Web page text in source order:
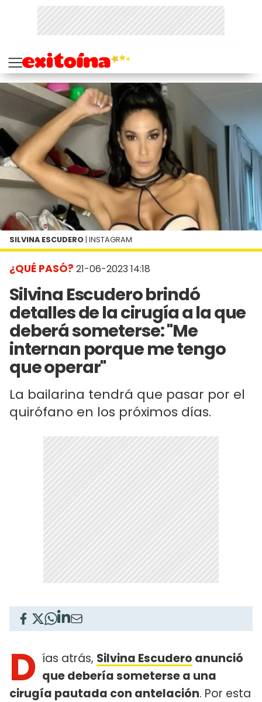
¿QUÉ PASÓ? 21-06-2023 14:18
Silvina Escudero brindó
detalles de la cirugía a la que
deberá someterse: "Me
internan porque me tengo
que operar"
La bailarina tendrá que pasar por el
quirófano en los próximos días.
SILVINA ESCUDERO | INSTAGRAM
D ías atrás, Silvina Escudero anunció
que debería someterse a una
cirugía pautada con antelación. Por esta